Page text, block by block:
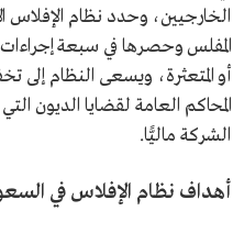
الخارجيين، وحدد نظام الإفلاس
المفلس وحصرها في سبعة
أو المتعثرة، ويسعى النظام إلى
المحاكم العامة لقضايا الديون
الشركة ماليًّا.
أهداف نظام الإفلاس في